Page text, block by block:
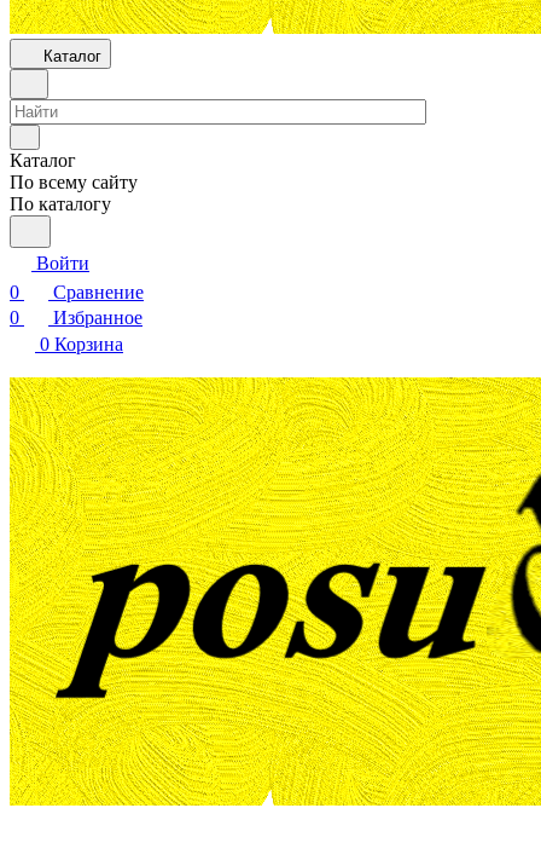
Каталог
Каталог
По всему сайту
По каталогу
Войти
0
Сравнение
0
Избранное
0 Корзина